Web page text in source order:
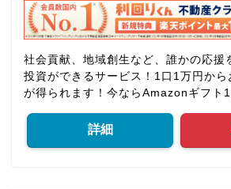
社会貢献、地域創生など、誰かの応援
投資ができるサービス！1口1万円から
が得られます！今ならAmazonギフト
詳細